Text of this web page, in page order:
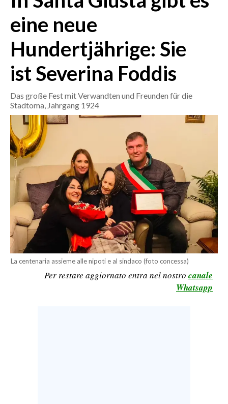
CRONACA
MONDO
POLITICA
ECONOMIA
SERVIZI ALLE IMPRESE
LAVORO
BANDI
SPORT IN SARDEGNA
SPORT
RISULTATI E CLASSIFICHE
CALCIO
CALCIO REGIONALE
eine neue
Hundertjährige: Sie
ist Severina Foddis
Das große Fest mit Verwandten und Freunden für die
Stadtoma, Jahrgang 1924
La centenaria assieme alle nipoti e al sindaco (foto concessa)
Per restare aggiornato entra nel nostro canale
Whatsapp